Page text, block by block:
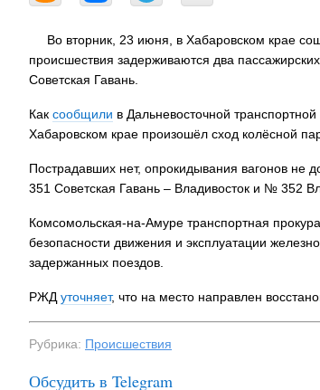
Во вторник, 23 июня, в Хабаровском крае
происшествия задерживаются два
Советская Гавань.
Как сообщили в Дальневосточной
Хабаровском крае произошёл сход колёсной
Пострадавших нет, опрокидывания вагонов не
351 Советская Гавань – Владивосток и № 352
Комсомольская-на-Амуре транспортная
безопасности движения и эксплуатации
задержанных поездов.
РЖД уточняет, что на место направлен
Рубрика: Происшествия
Обсудить в Telegram